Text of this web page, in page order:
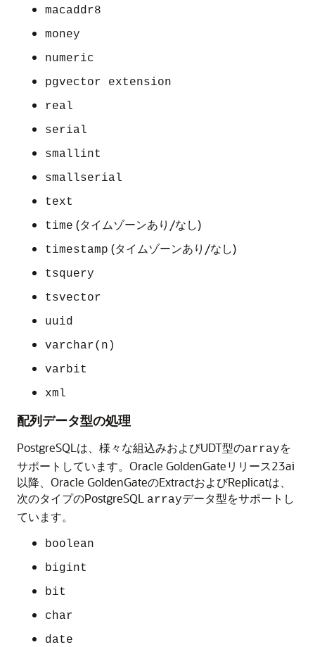
macaddr8
money
numeric
pgvector extension
real
serial
smallint
smallserial
text
time (タイムゾーンあり/なし)
timestamp (タイムゾーンあり/なし)
tsquery
tsvector
uuid
varchar(n)
varbit
xml
配列データ型の処理
PostgreSQLは、様々な組込みおよびUDT型のarrayを
サポートしています。Oracle GoldenGateリリース23ai
以降、Oracle GoldenGateのExtractおよびReplicatは、
次のタイプのPostgreSQL
arrayデータ型をサポートし
ています。
boolean
bigint
bit
char
date